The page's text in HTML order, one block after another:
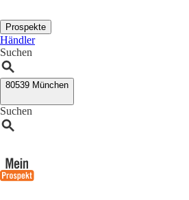
Prospekte
Händler
Suchen
80539 München
Suchen